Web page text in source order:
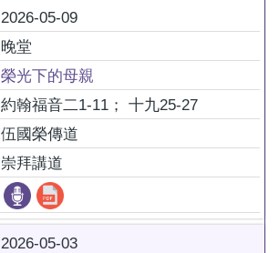
2026-05-09
晚堂
榮光下的母親
約翰福音二1-11； 十九25-27
伍國榮傳道
崇拜講道
2026-05-03